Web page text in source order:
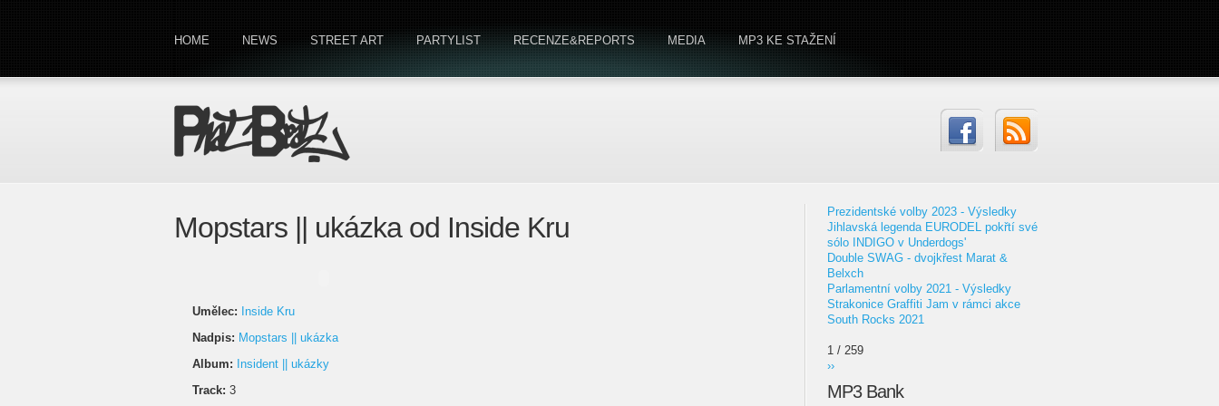
HOME NEWS STREET ART PARTYLIST RECENZE&REPORTS MEDIA MP3 KE STAŽENÍ
Mopstars || ukázka od Inside Kru
Umělec: Inside Kru
Nadpis: Mopstars || ukázka
Album: Insident || ukázky
Track: 3
Prezidentské volby 2023 - Výsledky
Jihlavská legenda EURODEL pokřtí své
sólo INDIGO v Underdogs'
Double SWAG - dvojkřest Marat &
Belxch
Parlamentní volby 2021 - Výsledky
Strakonice Graffiti Jam v rámci akce
South Rocks 2021
1 / 259
››
MP3 Bank